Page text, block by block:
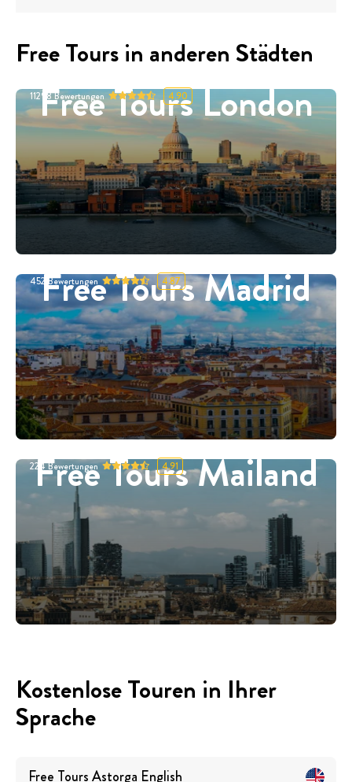
Free Tours in anderen Städten
Free Tours London
11298Bewertungen 4.90
Free Tours Madrid
452 Bewertungen 4.87
Free Tours Mailand
224Bewertungen 4.91
Kostenlose Touren in Ihrer
Sprache
Free ToursAstorga English